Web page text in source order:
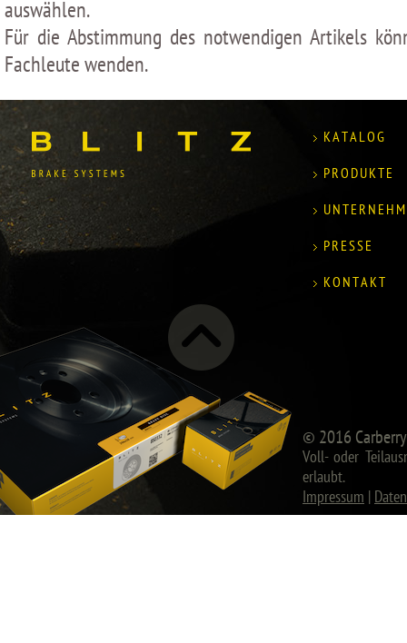
auswählen.
Für die Abstimmung des notwendigen Artikels
Fachleute wenden.
KATALOG
PRODUKTE
PRESSE
KONTAKT
© 2016
Voll- oder
erlaubt.
Impressum |